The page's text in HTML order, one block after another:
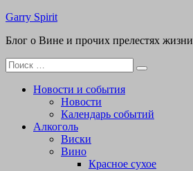
Перейти
содержимому
Garry Spirit
Блог о Вине и прочих прелестях жизни
Поиск
для:
Новости и события
Новости
Календарь событий
Алкоголь
Виски
Вино
Красное сухое